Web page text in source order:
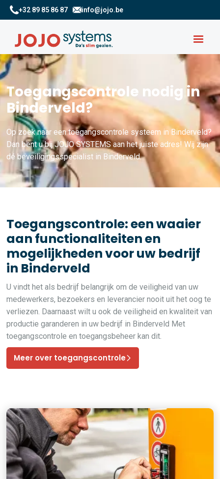
+32 89 85 86 87 info@jojo.be
Toegangscontrole nodig in
Binderveld?
Op zoek naar een toegangscontrole systeem in Binderveld?
Dan bent u bij JOJO SYSTEMS aan het juiste adres! Wij zijn
dé beveiligingsspecialist in Binderveld.
Toegangscontrole: een waaier
aan functionaliteiten en
mogelijkheden voor uw bedrijf
in Binderveld
U vindt het als bedrijf belangrijk om de veiligheid van uw
medewerkers, bezoekers en leverancier nooit uit het oog te
verliezen. Daarnaast wilt u ook de veiligheid en kwaliteit van
productie garanderen in uw bedrijf in Binderveld Met
toegangscontrole en toegangsbeheer kan dit.
Meer over toegangscontrole